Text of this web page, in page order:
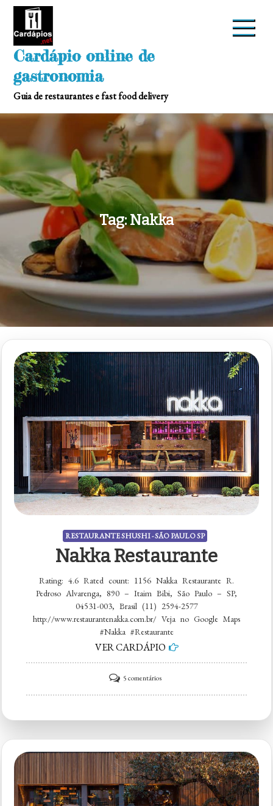
Skip
Cardápio online de
gastronomia
Guia de restaurantes e fast food delivery
Tag: Nakka
RESTAURANTE SHUSHI - SÃO PAULO SP
Nakka Restaurante
Rating: 4.6 Rated count: 1156 Nakka Restaurante R.
Pedroso Alvarenga, 890 – Itaim Bibi, São Paulo – SP,
04531-003, Brasil (11) 2594-2577
http://www.restaurantenakka.com.br/ Veja no Google Maps
#Nakka #Restaurante
VER CARDÁPIO
5 comentáriosem
Nakka